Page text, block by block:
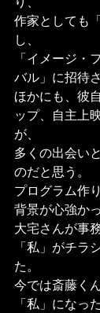
作家としても
し、
「イメージ・
バル」に招待
ほかにも、彼
ップ、自主上
が、
多くの出会い
のだと思う。
プログラム作
背景が心強かっ
大宅さんが事
「私」がチラ
た。
今では斎藤く
「私」になった